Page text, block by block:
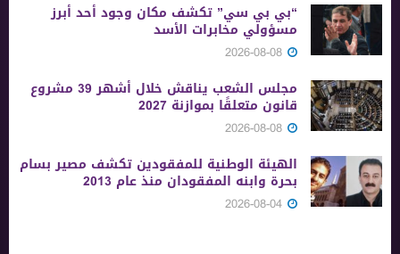
“بي بي سي” تكشف مكان وجود أحد أبرز
مسؤولي مخابرات الأسد
مجلس الشعب يناقش خلال أشهر 39 مشروع
قانون متعلقًا بموازنة 2027
الهيئة الوطنية للمفقودين تكشف مصير بسام
بحرة وابنه المفقودان منذ عام 2013